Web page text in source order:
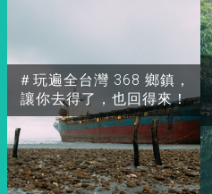
＃玩遍全台灣 368 鄉鎮，
讓你去得了，也回得來！